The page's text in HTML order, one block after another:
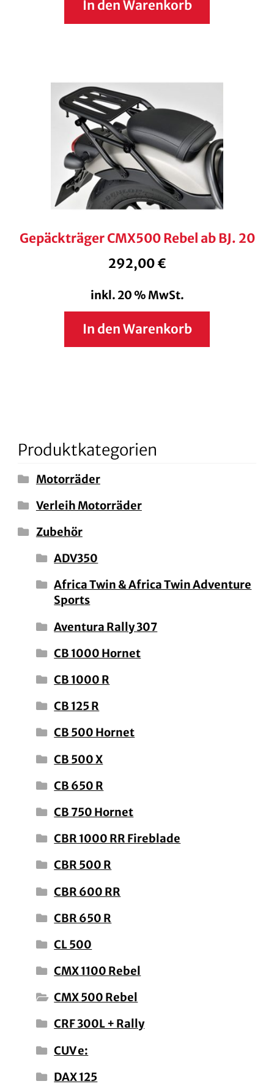
In den Warenkorb
Gepäckträger CMX500 Rebel ab BJ. 20
292,00€
inkl. 20 % MwSt.
In den Warenkorb
Produktkategorien
Motorräder
Verleih Motorräder
Zubehör
ADV350
Africa Twin & Africa Twin Adventure
Sports
Aventura Rally 307
CB 1000 Hornet
CB 1000 R
CB 125 R
CB 500 Hornet
CB 500 X
CB 650 R
CB 750 Hornet
CBR 1000 RR Fireblade
CBR 500 R
CBR 600 RR
CBR 650 R
CL 500
CMX 1100 Rebel
CMX 500 Rebel
CRF 300L + Rally
CUV e:
DAX 125